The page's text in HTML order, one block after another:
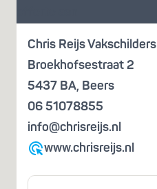
Chris Reijs Vakschilders
Broekhofsestraat 2
5437 BA, Beers
06 51078855
info@chrisreijs.nl
www.chrisreijs.nl